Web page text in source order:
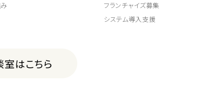
フランチャイズ募集
システム導入支援
はこちら